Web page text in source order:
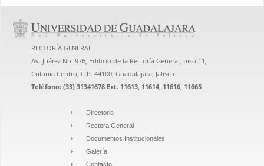
RECTORÍA GENERAL
Av. Juárez No. 976, Edificio de la Rectoría General, piso 11,
Colonia Centro, C.P. 44100, Guadalajara, Jalisco
Teléfono: (33) 31341678 Ext. 11613, 11614, 11616, 11665
Directorio
Rectora General
Documentos Institucionales
Galería
Contacto